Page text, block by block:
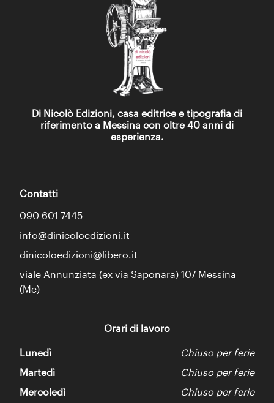
Di Nicolò Edizioni, casa editrice e tipografia di
riferimento a Messina con oltre 40 anni di
esperienza.
Contatti
090 601 7445
info@dinicoloedizioni.it
dinicoloedizioni@libero.it
viale Annunziata (ex via Saponara) 107 Messina
(Me)
Orari di lavoro
Lunedì
Chiuso per ferie
Martedì
Chiuso per ferie
Mercoledì
Chiuso per ferie